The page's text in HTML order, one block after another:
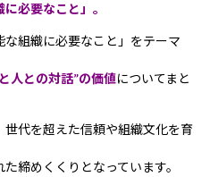
必要なこと」。
組織に必要なこと」をテーマ
と人との対話”の価値についてまと
代を超えた信頼や組織文化を育
締めくくりとなっています。